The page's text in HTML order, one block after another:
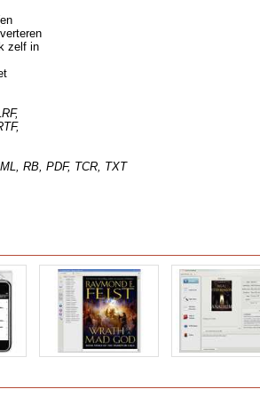
zelf in
RB, PDF, TCR, TXT